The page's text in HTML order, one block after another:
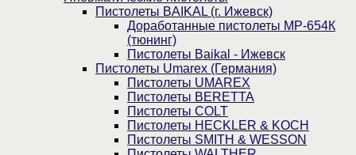
Пистолеты BAIKAL (г. Ижевск)
Доработанные пистолеты МР-654К
(тюнинг)
Пистолеты Baikal - Ижевск
Пистолеты Umarex (Германия)
Пистолеты UMAREX
Пистолеты BERETTA
Пистолеты COLT
Пистолеты HECKLER & KOCH
Пистолеты SMITH & WESSON